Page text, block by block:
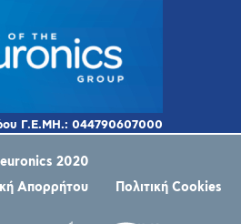
2020
Απορρήτου Πολιτική Cookies